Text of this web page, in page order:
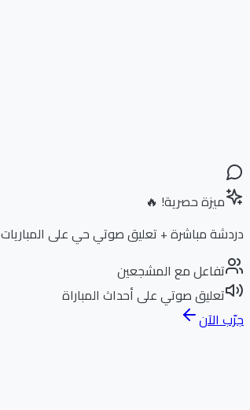
ميزة حصرية! 🔥
دردشة مباشرة + تعليق صوتي حي على المباريات
تفاعل مع المشجعين
تعليق صوتي على أحداث المباراة
جرّب الآن